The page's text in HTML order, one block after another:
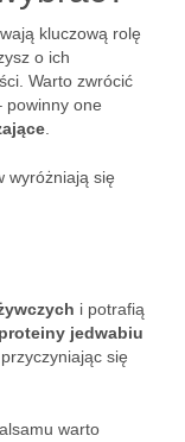
kluczową rolę
o ich
Warto zwrócić
powinny one
wyróżniają się
i potrafią
proteiny jedwabiu
się
warto